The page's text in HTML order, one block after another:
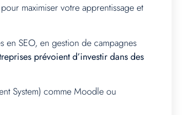
maximiser votre apprentissage et
en SEO, en gestion de campagnes
prévoient d’investir dans des
System) comme Moodle ou